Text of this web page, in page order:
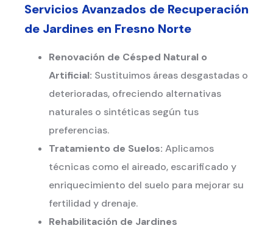
Servicios Avanzados de Recuperación
de Jardines en Fresno Norte
Renovación de Césped Natural o
Artificial: Sustituimos áreas desgastadas o
deterioradas, ofreciendo alternativas
naturales o sintéticas según tus
preferencias.
Tratamiento de Suelos: Aplicamos
técnicas como el aireado, escarificado y
enriquecimiento del suelo para mejorar su
fertilidad y drenaje.
Rehabilitación de Jardines